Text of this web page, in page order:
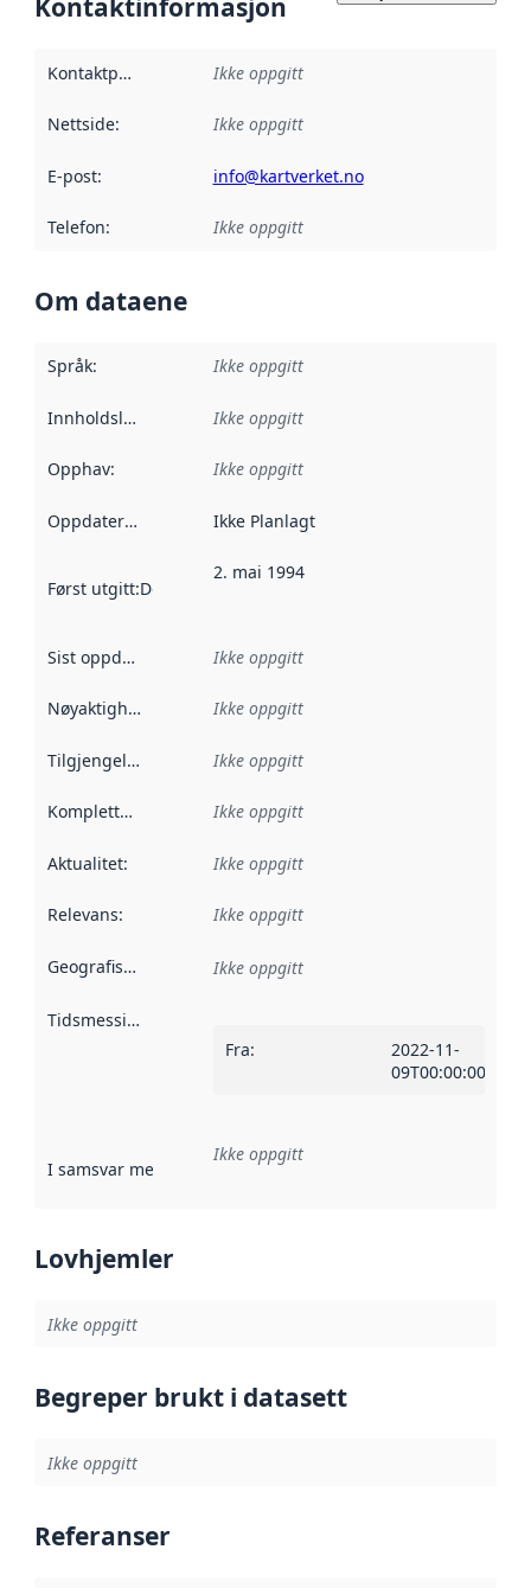
Kontaktinformasjon
Kontaktpunkt Ikke oppgitt
Nettside: Ikke oppgitt
E-post: info@kartverket.no
Telefon: Ikke oppgitt
Om dataene
Språk: Ikke oppgitt
Innholdsleverandører :
Ikke oppgitt
Opphav: Ikke oppgitt
Oppdateringsfrekvens :
Ikke Planlagt
Først utgitt:Denne datoen sier når dataene i dette
2. mai 1994
Sist oppdatert Ikke oppgitt
Nøyaktighet Ikke oppgitt
Tilgjengelighet Ikke oppgitt
Kompletthet Ikke oppgitt
Aktualitet: Ikke oppgitt
Relevans: Ikke oppgitt
Geografisk avgrensning :
Ikke oppgitt
Tidsmessig avgrensning
Fra:
2022-11-
09T00:00:00Z
I samsvar med Referanse til en implementasjonsregel
Ikke oppgitt
Lovhjemler
Ikke oppgitt
Begreper brukt i datasett
Ikke oppgitt
Referanser